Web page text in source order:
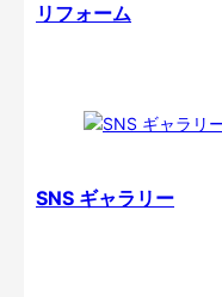
リフォーム
SNS ギャラリー